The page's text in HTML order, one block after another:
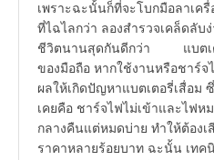
เพราะฉะนั้นก็ที่จะโบกมือลาเค
ที่ไฉไลกว่า ลองสำรวจเคล็ดลับ
ชีวิตนานสุดกันดีกว่า แบตเต
ของมือถือ หากใช้งานหรือชาร์จ
ผลให้เกิดปัญหาแบตเตอรี่เสื่อม
เคยคือ ชาร์จไฟไม่เข้าและไฟ
กลางคืนแต่หมดบ่าย ทำให้ต้องเ
ราคาหลายร้อยบาท ฉะนั้น เท